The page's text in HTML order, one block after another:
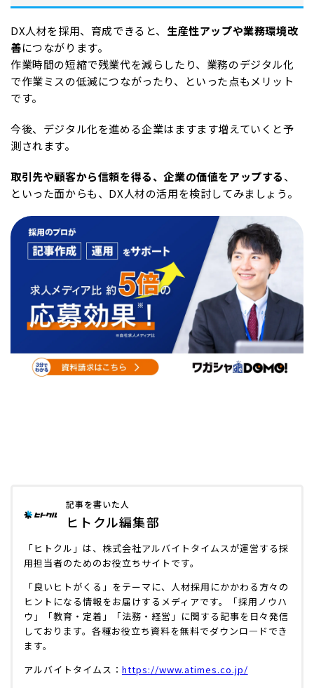
DX人材を採用、育成できると、 生産性アップや業務環境改
善につながります。
作業時間の短縮で残業代を減らしたり、業務のデジタル化
で作業ミスの低減につながったり、といった点もメリット
です。
今後、デジタル化を進める企業はますます増えていくと予
測されます。
取引先や顧客から信頼を得る、企業の価値をアップする、
といった面からも、DX人材の活用を検討してみましょう。
記事を書いた人
ヒトクル編集部
「ヒトクル」は、株式会社アルバイトタイムスが運営する採
用担当者のためのお役立ちサイトです。
「良いヒトがくる」をテーマに、人材採用にかかわる方々の
ヒントになる情報をお届けするメディアです。「採用ノウハ
ウ」「教育・定着」「法務・経営」に関する記事を日々発信
しております。各種お役立ち資料を無料でダウンロ―ドでき
ます。
アルバイトタイムス： https://www.atimes.co.jp/